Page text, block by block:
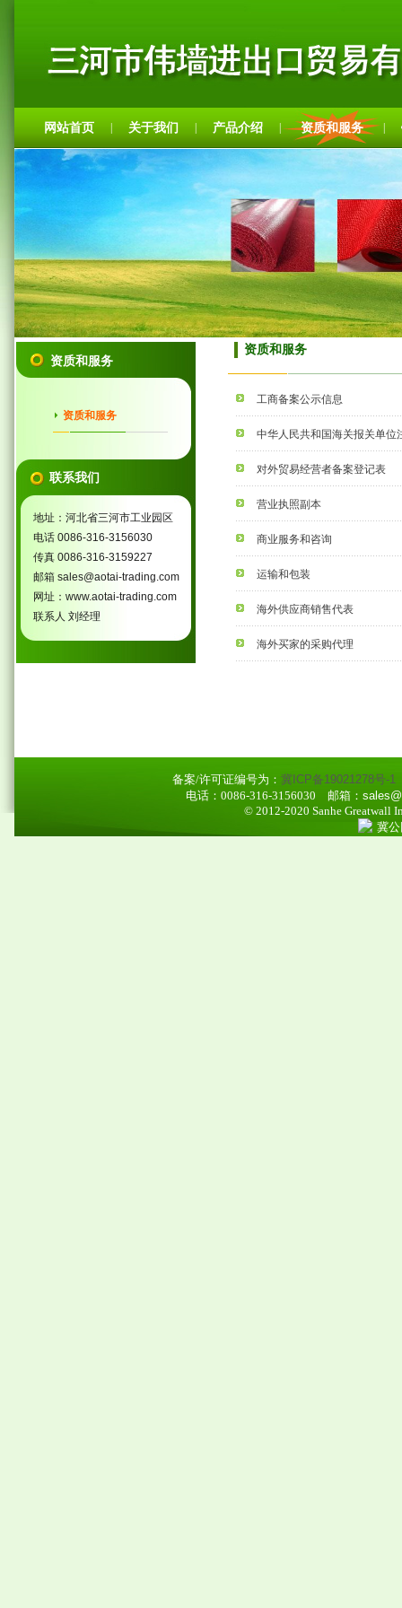
网站首页 关于我们 产品介绍 资质和服务
资质和服务
资质和服务
联系我们
地址：河北省三河市工业园区
电话 0086-316-3156030
传真 0086-316-3159227
邮箱 sales@aotai-trading.com
网址：www.aotai-trading.com
联系人 刘经理
资质和服务
工商备案公示信息
中华人民共和国海关报关单位
对外贸易经营者备案登记表
营业执照副本
商业服务和咨询
运输和包装
海外供应商销售代表
海外买家的采购代理
备案/许可证编号为： 冀ICP备19021278号-1
电话：0086-316-3156030 邮箱：
© 2012-2020 Sanhe Greatwall
冀